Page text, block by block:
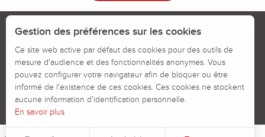
Le blog rando !
Calendrier des jours chassés
Signaler un problème sur un parcours
Politiques des Cookies Mentions légales
Gestion des préférences sur les cookies
Ce site web active par défaut des cookies pour des outils de
mesure d'audience et des fonctionnalités anonymes. Vous
pouvez configurer votre navigateur afin de bloquer ou être
informé de l'existence de ces cookies. Ces cookies ne stockent
aucune information d’identification personnelle.
En savoir plus